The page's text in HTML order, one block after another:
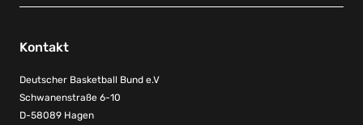
Kontakt
Deutscher Basketball Bund e.V
Schwanenstraße 6-10
D-58089 Hagen